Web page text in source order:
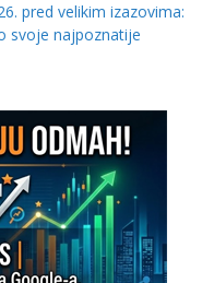
pred velikim izazovima:
svoje najpoznatije